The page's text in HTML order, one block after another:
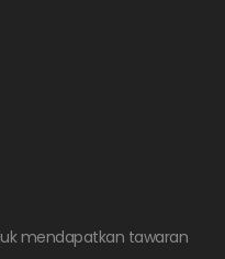
mendapatkan tawaran